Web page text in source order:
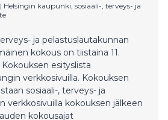
| Helsingin kaupunki, sosiaali-, terveys- ja
ja pelastuslautakunnan
kokous on tiistaina 11.
Kokouksen esityslista
verkkosivuilla. Kokouksen
sosiaali-, terveys- ja
verkkosivuilla kokouksen jälkeen
kokousajat